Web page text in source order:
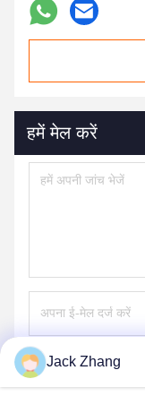
हमें मेल करें
Jack Zhang